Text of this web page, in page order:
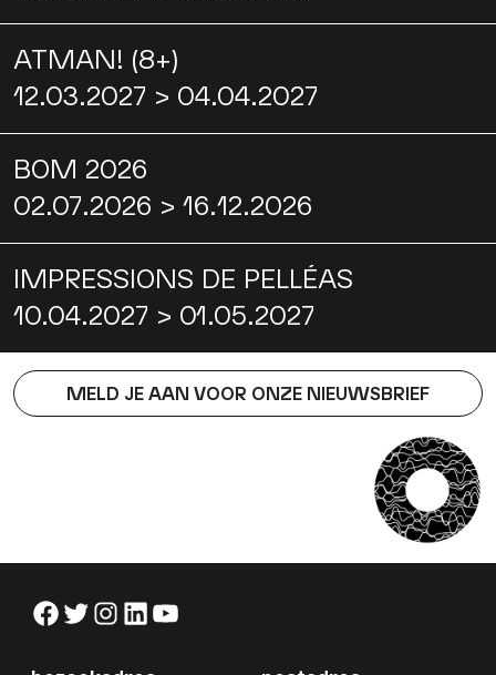
ATMAN! (8+)
12.03.2027 > 04.04.2027
BOM 2026
02.07.2026 > 16.12.2026
IMPRESSIONS DE PELLÉAS
10.04.2027 > 01.05.2027
MELD JE AAN VOOR ONZE NIEUWSBRIEF
Facebook
Twitter
Instagram
LinkedIn
YouTube